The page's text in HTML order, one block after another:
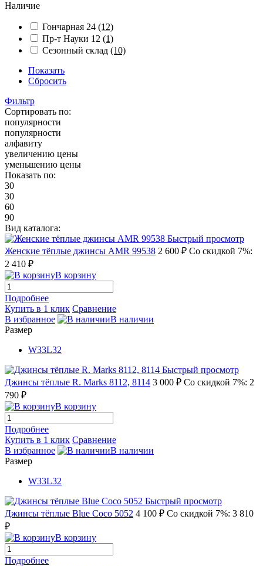
Наличие
Гончарная 24 (12)
Пр-т Науки 12 (1)
Сезонный склад (10)
Показать
Сбросить
Фильтр
Сортировать по:
популярности
популярности
алфавиту
увеличению цены
уменьшению цены
Показать по:
30
30
60
90
Вид каталога:
Быстрый просмотр
Женские тёплые джинсы AMR 99538 2 600 ₽ Со скидкой 7%:
2 410 ₽
В корзину
Подробнее
Купить в 1 клик Сравнение
В избранное
В наличии
Размер
W33L32
Быстрый просмотр
Джинсы тёплые R. Marks 8112, 8114 3 000 ₽ Со скидкой 7%: 2
790 ₽
В корзину
Подробнее
Купить в 1 клик Сравнение
В избранное
В наличии
Размер
W33L32
Быстрый просмотр
Джинсы тёплые Blue Coco 5052 4 100 ₽ Со скидкой 7%: 3 810
₽
В корзину
Подробнее